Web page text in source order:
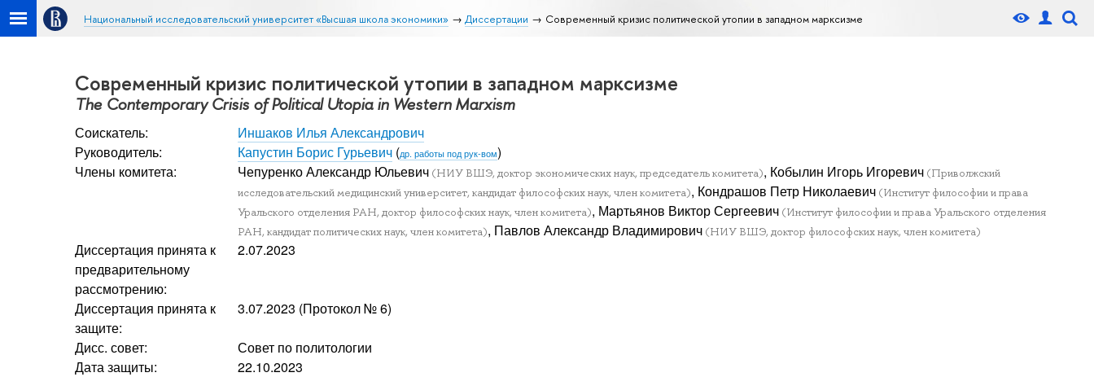
Национальный исследовательский университет «Высшая школа экономики» Диссертации Современный кризис политической утопии в западном марксизме
Современный кризис политической утопии в западном марксизме
The Contemporary Crisis of Political Utopia in Western Marxism
Соискатель:
Иншаков Илья Александрович
Руководитель:
Капустин Борис Гурьевич (др. работы под рук-вом)
Члены комитета:
Чепуренко Александр Юльевич (НИУ ВШЭ, доктор экономических наук, председатель комитета), Кобылин Игорь Игоревич (Приволжский
исследовательский медицинский университет, кандидат философских наук, член комитета), Кондрашов Петр Николаевич (Институт философии и права
Уральского отделения РАН, доктор философских наук, член комитета), Мартьянов Виктор Сергеевич (Институт философии и права Уральского отделения
РАН, кандидат политических наук, член комитета), Павлов Александр Владимирович (НИУ ВШЭ, доктор философских наук, член комитета)
Диссертация принята к
предварительному
рассмотрению:
2.07.2023
Диссертация принята к
защите:
3.07.2023 (Протокол № 6)
Дисс. совет:
Совет по политологии
Дата защиты:
22.10.2023